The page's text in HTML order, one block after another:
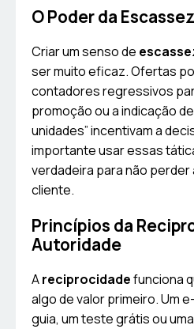
O Poder da
Criar um senso de
ser muito eficaz. Ofertas
contadores regressivos
promoção ou a indicação
unidades” incentivam a
importante usar essas
verdadeira para não perder
cliente.
Princípios da
Autoridade
Areciprocidadefunciona
algo de valor primeiro. Um
guia, um teste grátis ou